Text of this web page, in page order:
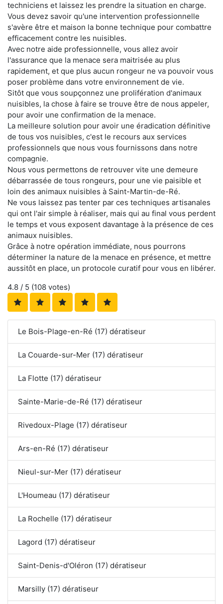
techniciens et laissez les prendre la situation en charge.
Vous devez savoir qu'une intervention professionnelle
s'avère être et maison la bonne technique pour combattre
efficacement contre les nuisibles.
Avec notre aide professionnelle, vous allez avoir
l'assurance que la menace sera maitrisée au plus
rapidement, et que plus aucun rongeur ne va pouvoir vous
poser problème dans votre environnement de vie.
Sitôt que vous soupçonnez une prolifération d'animaux
nuisibles, la chose à faire se trouve être de nous appeler,
pour avoir une confirmation de la menace.
La meilleure solution pour avoir une éradication définitive
de tous vos nuisibles, c'est le recours aux services
professionnels que nous vous fournissons dans notre
compagnie.
Nous vous permettons de retrouver vite une demeure
débarrassée de tous rongeurs, pour une vie paisible et
loin des animaux nuisibles à Saint-Martin-de-Ré.
Ne vous laissez pas tenter par ces techniques artisanales
qui ont l'air simple à réaliser, mais qui au final vous perdent
le temps et vous exposent davantage à la présence de ces
animaux nuisibles.
Grâce à notre opération immédiate, nous pourrons
déterminer la nature de la menace en présence, et mettre
aussitôt en place, un protocole curatif pour vous en libérer.
4.8 / 5 (108 votes)
Le Bois-Plage-en-Ré (17) dératiseur
La Couarde-sur-Mer (17) dératiseur
La Flotte (17) dératiseur
Sainte-Marie-de-Ré (17) dératiseur
Rivedoux-Plage (17) dératiseur
Ars-en-Ré (17) dératiseur
Nieul-sur-Mer (17) dératiseur
L'Houmeau (17) dératiseur
La Rochelle (17) dératiseur
Lagord (17) dératiseur
Saint-Denis-d'Oléron (17) dératiseur
Marsilly (17) dératiseur